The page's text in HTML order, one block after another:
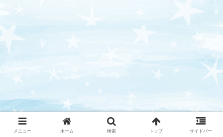
メニュー ホーム 検索 トップ サイドバー